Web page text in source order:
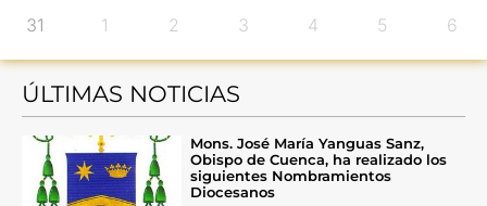
31 1 2 3 4 5 6
ÚLTIMAS NOTICIAS
Mons. José María Yanguas Sanz,
Obispo de Cuenca, ha realizado los
siguientes Nombramientos
Diocesanos